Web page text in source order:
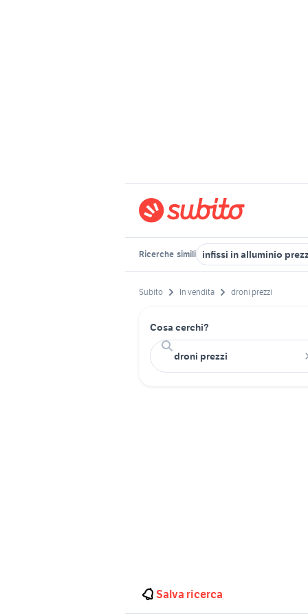
Ricerche simili infissi in alluminio
Subito In vendita droni prezzi
Cosa cerchi?
Salva ricerca